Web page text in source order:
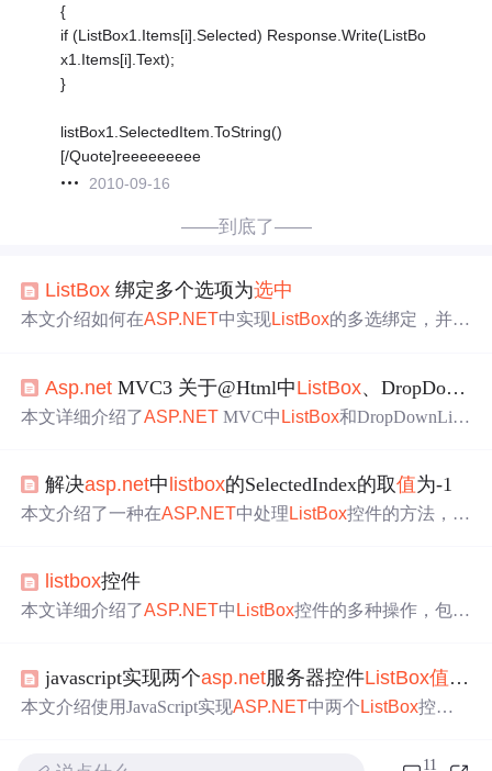
{
if (ListBox1.Items[i].Selected) Response.Write(ListBo
x1.Items[i].Text);
}
listBox1.SelectedItem.ToString()
[/Quote]reeeeeeeee
2010-09-16
——到底了——
ListBox 绑定多个选项为选中
本文介绍如何在ASP.NET中实现ListBox的多选绑定，并通
Asp.net MVC3 关于@Html中ListBox、DropDownList使用
本文详细介绍了ASP.NET MVC中 ListBox和DropDownList
用强类型的示例。
解决asp.net中listbox的SelectedIndex的取值为-1
本文介绍了一种在ASP.NET中处理 ListBox控件的方法，通
删除已选项的方法。
listbox控件
本文详细介绍了ASP.NET中 ListBox控件的多种操作，包括
的联动。还提供了列表项移动指针的方法，以及如何处理 L
istBox的Double Click事件和与数据库的绑定。
javascript实现两个asp.net服务器控件ListBox值的
本文介绍使用JavaScript实现ASP.NET中两个 ListBox控件
11